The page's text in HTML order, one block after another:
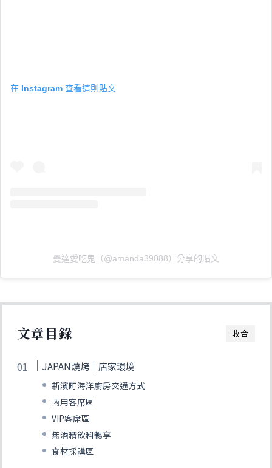
在 Instagram 查看這則貼文
曼達愛吃鬼（@amanda39088）分享的貼文
收合
文章目錄
JAPAN燒烤｜店家環境
新濱町海洋廚房交通方式
內用客席區
VIP客席區
無酒精飲料暢享
食材採購區